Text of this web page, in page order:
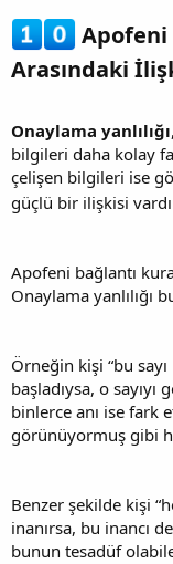
Apofeni
Arasındaki
Onaylama yanlılığı
bilgileri daha kolay
çelişen bilgileri ise
güçlü bir ilişkisi
Apofeni bağlantı
Onaylama yanlılığı
Örneğin kişi “bu
başladıysa, o
binlerce anı ise fark
görünüyormuş gibi
Benzer şekilde kişi
inanırsa, bu inancı
bunun tesadüf